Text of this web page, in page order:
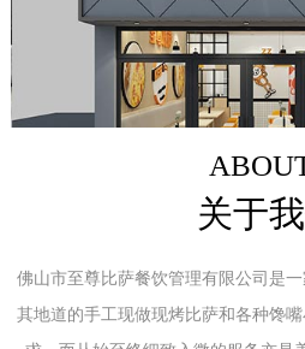
关于
佛山市至尊比萨餐饮管理有限公司是
其地道的手工现做现烤比萨和各种馋